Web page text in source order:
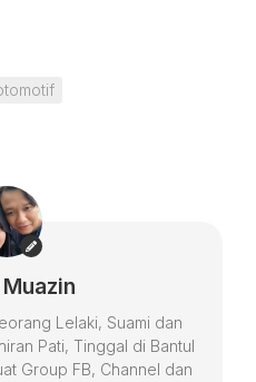
Lelaki, Suami dan
Pati, Tinggal di Bantul
Group FB, Channel dan